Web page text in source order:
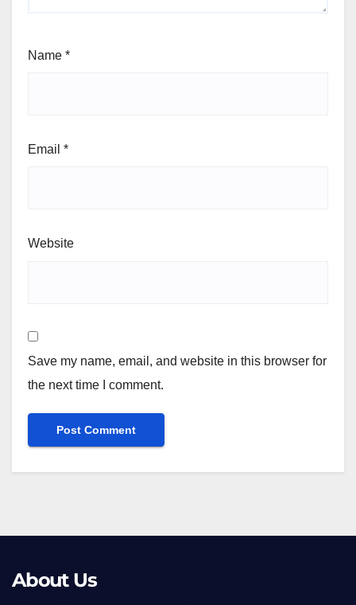
Name *
Email *
Website
Save my name, email, and website in this browser for
the next time I comment.
About Us